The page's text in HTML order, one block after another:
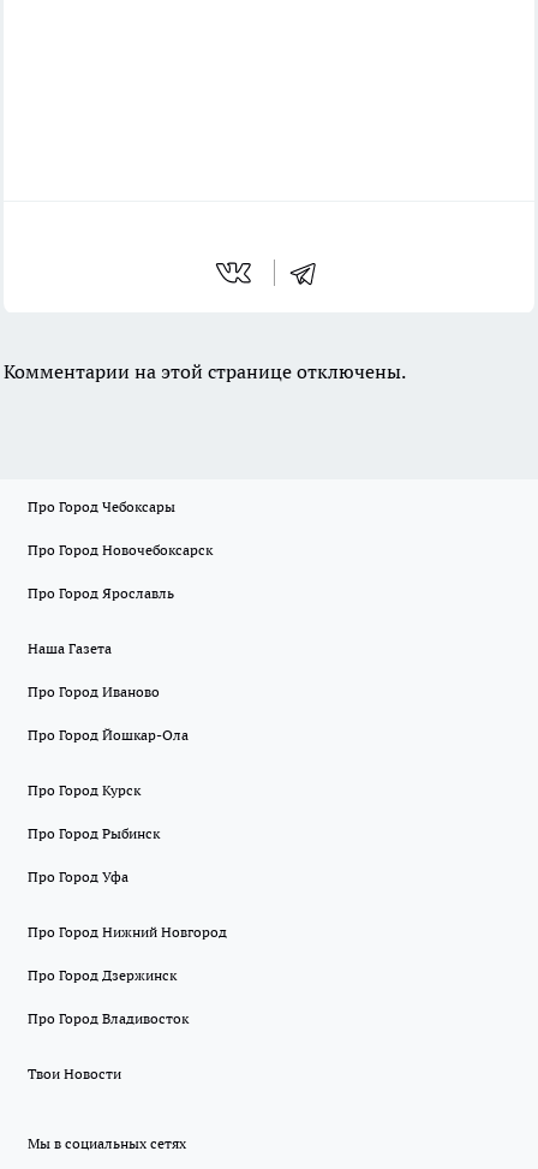
Комментарии на этой странице отключены.
Про Город Чебоксары
Про Город Новочебоксарск
Про Город Ярославль
Наша Газета
Про Город Иваново
Про Город Йошкар-Ола
Про Город Курск
Про Город Рыбинск
Про Город Уфа
Про Город Нижний Новгород
Про Город Дзержинск
Про Город Владивосток
Твои Новости
Мы в социальных сетях